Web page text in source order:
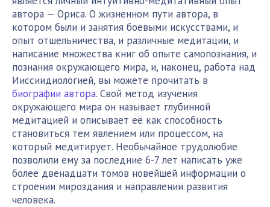
автора — Ориса. О жизненном пути автора, в
котором были и занятия боевыми искусствами, и
опыт отшельничества, и различные медитации, и
написание множества книг об опыте самопознания, и
познания окружающего мира, и, наконец, работа над
Ииссиидиологией, вы можете прочитать в
биографии автора. Свой метод изучения
окружающего мира он называет глубинной
медитацией и описывает её как способность
становиться тем явлением или процессом, на
который медитирует. Необычайное трудолюбие
позволили ему за последние 6-7 лет написать уже
более двенадцати томов новейшей информации о
строении мироздания и направлении развития
человека.